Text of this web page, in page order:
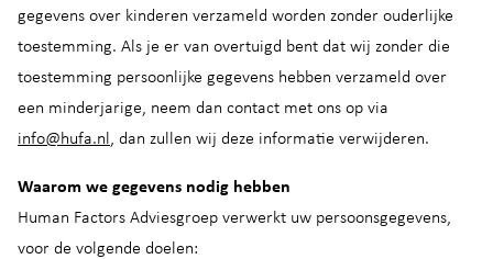
gegevens over kinderen verzameld worden zonder ouderlijke
toestemming. Als je er van overtuigd bent dat wij zonder die
toestemming persoonlijke gegevens hebben verzameld over
een minderjarige, neem dan contact met ons op via
info@hufa.nl, dan zullen wij deze informatie verwijderen.
Waarom we gegevens nodig hebben
Human Factors Adviesgroep verwerkt uw persoonsgegevens,
voor de volgende doelen: